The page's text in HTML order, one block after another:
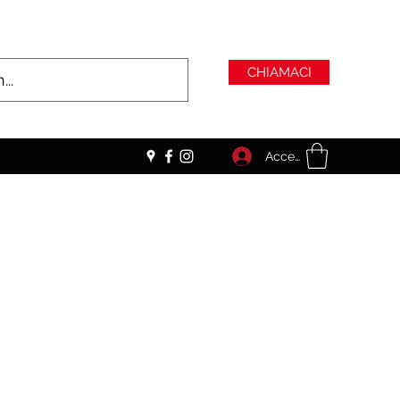
CHIAMACI
Accedi